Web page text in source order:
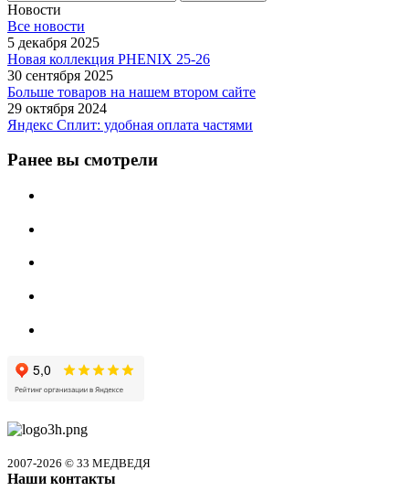
Новости
Все новости
5 декабря 2025
Новая коллекция PHENIX 25-26
30 сентября 2025
Больше товаров на нашем втором сайте
29 октября 2024
Яндекс Сплит: удобная оплата частями
Ранее вы смотрели
2007-2026 © 33 МЕДВЕДЯ
Наши контакты